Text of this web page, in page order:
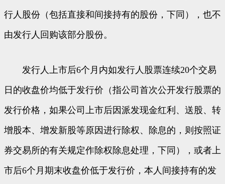
行人股份（包括直接和间接持有的股份，下同），也不
由发行人回购该部分股份。
发行人上市后6个月内如发行人股票连续20个交易
日的收盘价均低于发行价（指公司首次公开发行股票的
发行价格，如果公司上市后因派发现金红利、送股、转
增股本、增发新股等原因进行除权、除息的，则按照证
券交易所的有关规定作除权除息处理，下同），或者上
市后6个月期末收盘价低于发行价，本人间接持有的发